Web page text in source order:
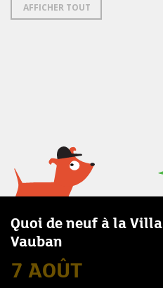
AFFICHER TOUT
Quoi de neuf à la Villa
Vauban
7 AOÛT